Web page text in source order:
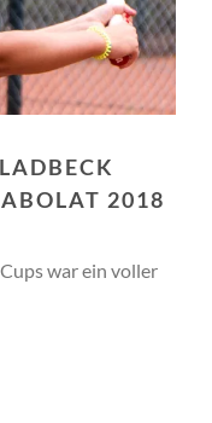
2018
war ein voller